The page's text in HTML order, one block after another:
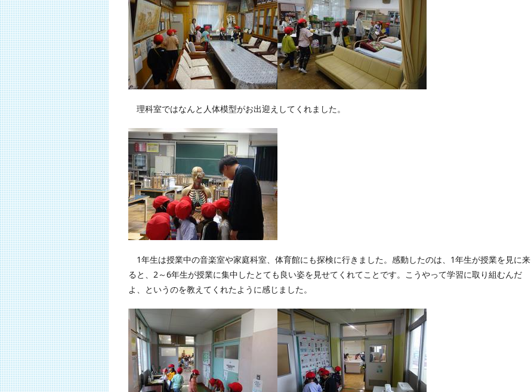
理科室ではなんと人体模型がお出迎えしてくれました。
1年生は授業中の音楽室や家庭科室、体育館にも探検に行きました。感動したのは、1年生が授業を見に来
ると、2～6年生が授業に集中したとても良い姿を見せてくれてことです。こうやって学習に取り組むんだ
よ、というのを教えてくれたように感じました。